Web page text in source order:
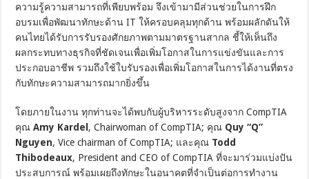
ความรู้ความสามารถที่เพียบพร้อม จึงเข้ามามีส่วนช่วยในการฝึก
อบรมเพื่อพัฒนาทักษะด้าน IT ให้ครอบคลุมทุกด้าน พร้อมผลักดันให้
คนไทยได้รับการรับรองศักยภาพตามมาตรฐานสากล ชี้ให้เห็นถึง
ผลกระทบทางธุรกิจที่ชัดเจนเพื่อเพิ่มโอกาสในการแข่งขันและการ
ประกอบอาชีพ รวมถึงใช้ใบรับรองเพื่อเพิ่มโอกาสในการได้งานที่ตรง
กับทักษะความสามารถมากยิ่งขึ้น
โดยภายในงาน ทุกท่านจะได้พบกับผู้บริหารระดับสูงจาก CompTIA
คุณAmy Kardel , Chairwoman of CompTIA; คุณ Quy “Q”
Nguyen, Vice chairman of CompTIA; และคุณ Todd
Thibodeaux, President and CEO of CompTIA ที่จะมาร่วมแบ่งปัน
ประสบการณ์ พร้อมเผยถึงทักษะในอนาคตที่จำเป็นต่อการทำงาน